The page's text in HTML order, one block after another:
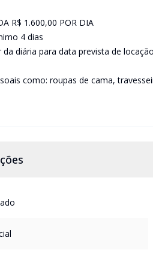
R$ 1.600,00 POR DIA
4 dias
diária para data prevista de
como: roupas de cama,